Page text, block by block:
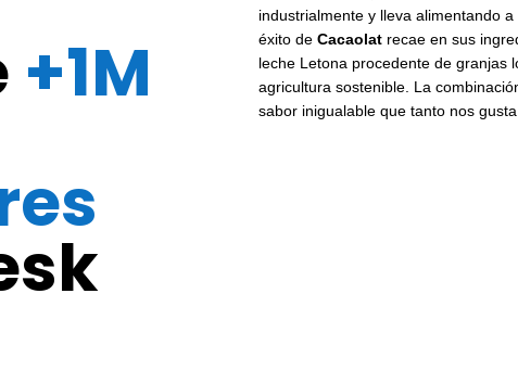
+1M
industrialmente y lleva alimentando
éxito de Cacaolatrecae en sus
leche Letona procedente de granjas
agricultura sostenible. La
sabor inigualable que tanto nos